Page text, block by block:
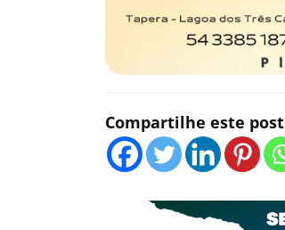
Compartilhe este post